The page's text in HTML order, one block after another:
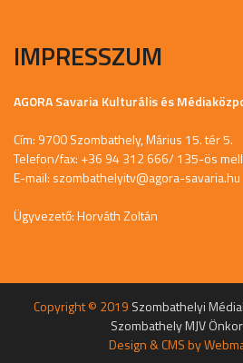
IMPRESSZUM
AGORA Savaria Kulturális és
Cím: 9700 Szombathely, Márius 15. tér 5.
Telefon/fax: +36 94 312 666/ 135-ös
E-mail: szombathelyitv@agora-savaria.hu
Ügyvezető: Horváth Zoltán
Copyright © 2019 Szombathelyi
Szombathely MJV
Design & CMS by